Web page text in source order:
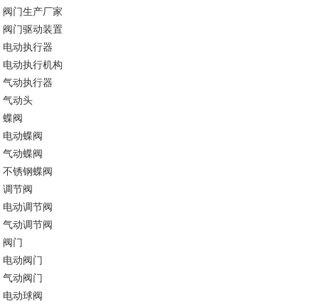
阀门生产厂家
阀门驱动装置
电动执行器
电动执行机构
气动执行器
气动头
蝶阀
电动蝶阀
气动蝶阀
不锈钢蝶阀
调节阀
电动调节阀
气动调节阀
阀门
电动阀门
气动阀门
电动球阀